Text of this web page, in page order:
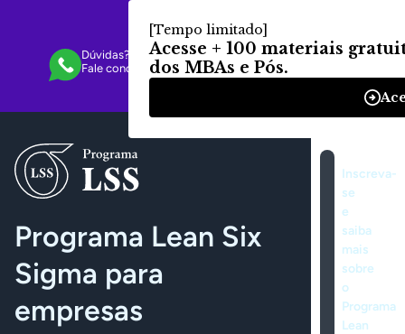
Dúvidas? Estamos aqui para te ajudar!
Fale conosco pelo WhatsApp
Programa Lean Six
Sigma para
empresas
Inscreva-
se
e
saiba
mais
sobre
o
Programa
Lean